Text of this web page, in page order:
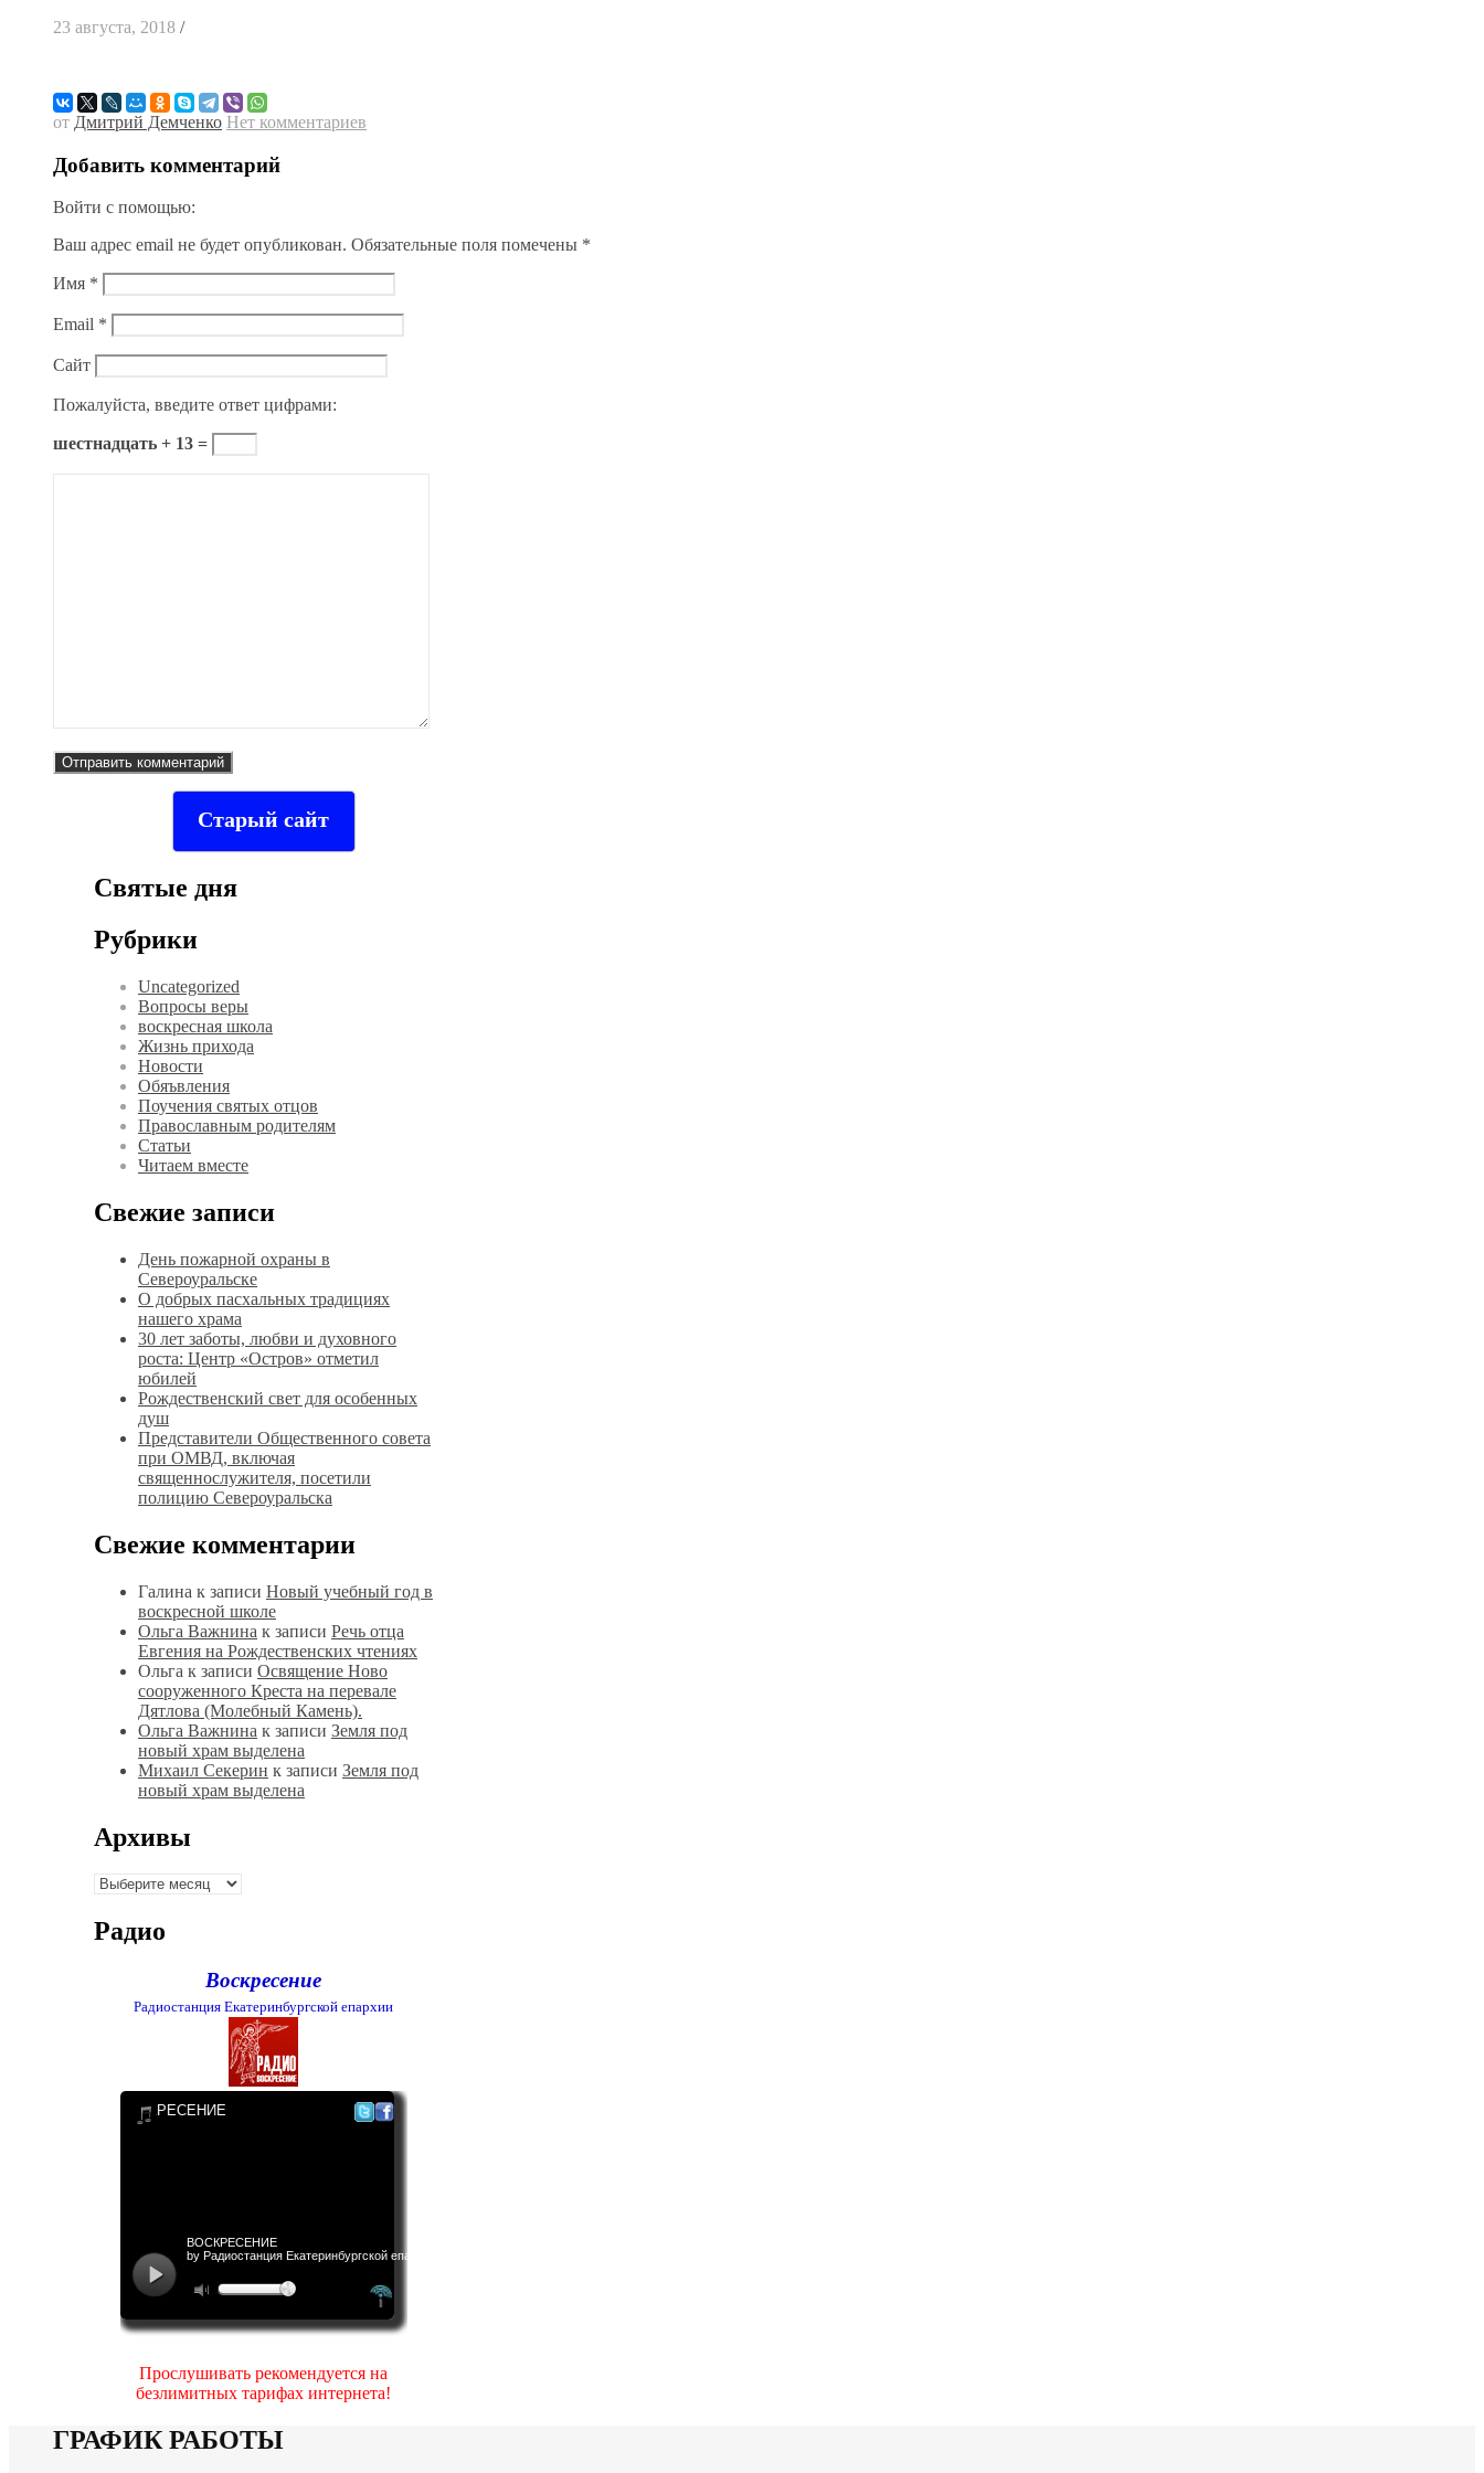
23 августа, 2018 /
от Дмитрий Демченко Нет комментариев
Добавить комментарий
Войти с помощью:
Ваш адрес email не будет опубликован. Обязательные поля помечены *
Имя *
Email *
Сайт
Пожалуйста, введите ответ цифрами:
шестнадцать + 13 =
Старый сайт
Святые дня
Рубрики
Uncategorized
Вопросы веры
воскресная школа
Жизнь прихода
Новости
Обяъвления
Поучения святых отцов
Православным родителям
Статьи
Читаем вместе
Свежие записи
День пожарной охраны в
Североуральске
О добрых пасхальных традициях
нашего храма
30 лет заботы, любви и духовного
роста: Центр «Остров» отметил
юбилей
Рождественский свет для особенных
душ
Представители Общественного совета
при ОМВД, включая
священнослужителя, посетили
полицию Североуральска
Свежие комментарии
Галина к записи Новый учебный год в
воскресной школе
Ольга Важнина к записи Речь отца
Евгения на Рождественских чтениях
Ольга к записи Освящение Ново
сооруженного Креста на перевале
Дятлова (Молебный Камень).
Ольга Важнина к записи Земля под
новый храм выделена
Михаил Секерин к записи Земля под
новый храм выделена
Архивы
Архивы
Радио
Воскресение
Радиостанция Екатеринбургской епархии
Прослушивать рекомендуется на
безлимитных тарифах интернета!
ГРАФИК РАБОТЫ